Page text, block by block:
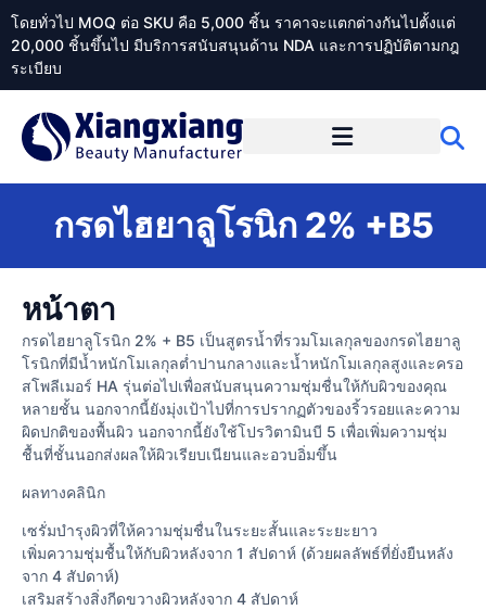
โดยทั่วไป MOQ ต่อ SKU คือ 5,000 ชิ้น ราคาจะแตกต่างกันไปตั้งแต่
20,000 ชิ้นขึ้นไป มีบริการสนับสนุนด้าน NDA และการปฏิบัติตามกฎ
ระเบียบ
กรดไฮยาลูโรนิก 2% +B5
หน้าตา
กรดไฮยาลูโรนิก 2% + B5 เป็นสูตรน้ำที่รวมโมเลกุลของกรดไฮยาลู
โรนิกที่มีน้ำหนักโมเลกุลต่ำปานกลางและน้ำหนักโมเลกุลสูงและครอ
สโพลีเมอร์ HA รุ่นต่อไปเพื่อสนับสนุนความชุ่มชื่นให้กับผิวของคุณ
หลายชั้น นอกจากนี้ยังมุ่งเป้าไปที่การปรากฏตัวของริ้วรอยและความ
ผิดปกติของพื้นผิว นอกจากนี้ยังใช้โปรวิตามินบี 5 เพื่อเพิ่มความชุ่ม
ชื้นที่ชั้นนอกส่งผลให้ผิวเรียบเนียนและอวบอิ่มขึ้น
ผลทางคลินิก
เซรั่มบำรุงผิวที่ให้ความชุ่มชื่นในระยะสั้นและระยะยาว
เพิ่มความชุ่มชื้นให้กับผิวหลังจาก 1 สัปดาห์ (ด้วยผลลัพธ์ที่ยั่งยืนหลัง
จาก 4 สัปดาห์)
เสริมสร้างสิ่งกีดขวางผิวหลังจาก 4 สัปดาห์